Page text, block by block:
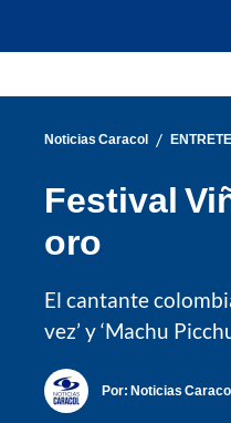
Noticias Caracol /
Festival
oro
El cantante
vez’ y ‘Machu
Por: Noticias